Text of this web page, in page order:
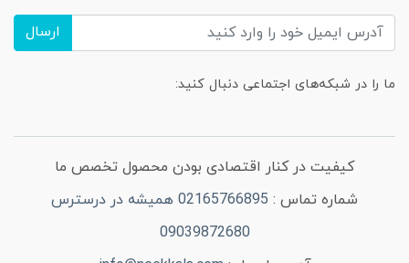
ارسال
ما را در شبکه‌های اجتماعی دنبال کنید:
کیفیت در کنار اقتصادی بودن محصول تخصص ما
شماره تماس :
02165766895 همیشه در درسترس
09039872680